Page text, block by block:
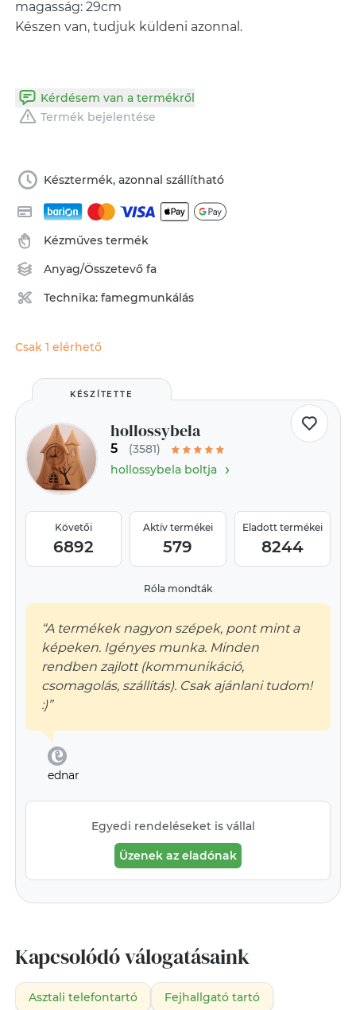
magasság: 29cm
Készen van, tudjuk küldeni azonnal.
Kérdésem van a termékről
Termék bejelentése
Késztermék, azonnal szállítható
Kézműves termék
Anyag/Összetevőfa
Technika:famegmunkálás
Csak 1 elérhető
KÉSZÍTETTE
hollossybela
5
(3581)
hollossybela boltja›
Követői
6892
Aktív termékei
579
Eladott termékei
8244
Róla mondták
“A termékek nagyon szépek, pont mint a
képeken. Igényes munka. Minden
rendben zajlott (kommunikáció,
csomagolás, szállítás). Csak ajánlani tudom!
:)”
ednar
Egyedi rendeléseket is vállal
Üzenek az eladónak
Kapcsolódó válogatásaink
Asztali telefontartó Fejhallgató tartó